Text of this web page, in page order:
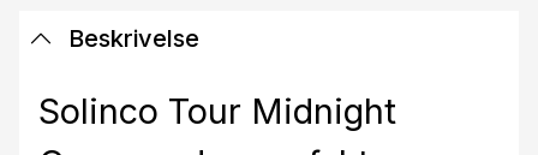
Beskrivelse
Solinco Tour Midnight